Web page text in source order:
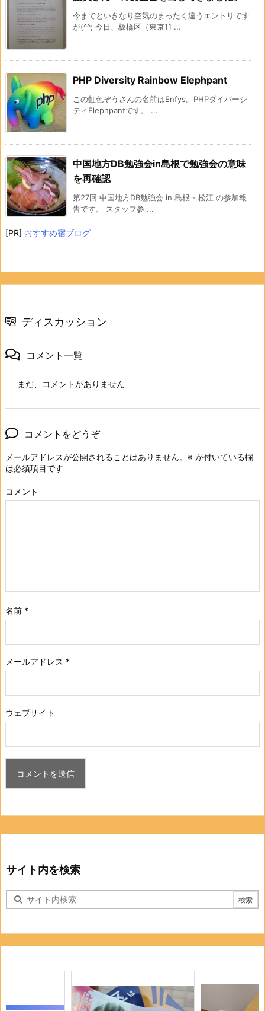
今までといきなり空気のまったく違うエントリです
が(^^; 今日、板橋区（東京11 ...
PHP Diversity Rainbow Elephpant
この虹色ぞうさんの名前はEnfys。PHPダイバーシ
ティElephpantです。 ...
中国地方DB勉強会in島根で勉強会の意味
を再確認
第27回 中国地方DB勉強会 in 島根 - 松江 の参加報
告です。 スタッフ参 ...
[PR] おすすめ宿ブログ
ディスカッション
コメント一覧
まだ、コメントがありません
コメントをどうぞ
メールアドレスが公開されることはありません。 ※ が付いている欄
は必須項目です
コメント
名前 *
メールアドレス *
ウェブサイト
サイト内を検索